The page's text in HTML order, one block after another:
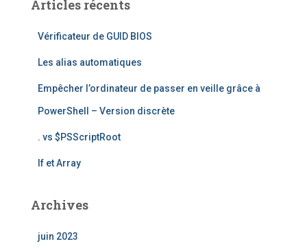
rArticles récents
Vérificateur de GUID BIOS
Les alias automatiques
Empêcher l’ordinateur de passer en veille grâce à
PowerShell – Version discrète
. vs $PSScriptRoot
If et Array
Archives
juin 2023